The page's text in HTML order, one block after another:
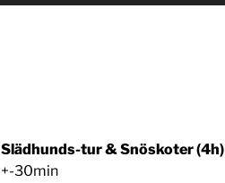
Slädhunds-tur & Snöskoter (4h)
+-30min